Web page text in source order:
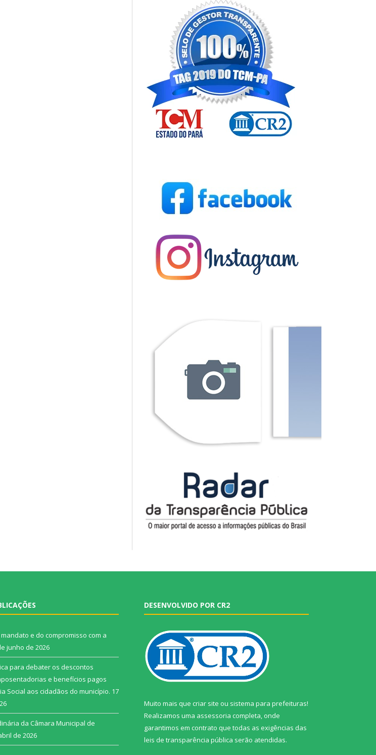
e do compromisso com a
junho de 2026
para debater os descontos
e benefícios pagos
Social aos cidadãos do município. 17
da Câmara Municipal de
de 2026
DESENVOLVIDO POR CR2
Muito mais que criar site ou sistema para prefeituras!
Realizamos uma assessoria completa, onde
garantimos em contrato que todas as exigências das
leis de transparência pública serão atendidas.